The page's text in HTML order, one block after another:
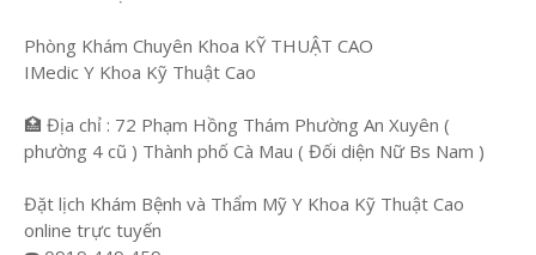
Phòng Khám Chuyên Khoa KỸ THUẬT CAO
IMedic Y Khoa Kỹ Thuật Cao
🏥 Địa chỉ : 72 Phạm Hồng Thám Phường An Xuyên (
phường 4 cũ ) Thành phố Cà Mau ( Đối diện Nữ Bs Nam )
Đặt lịch Khám Bệnh và Thẩm Mỹ Y Khoa Kỹ Thuật Cao
online trực tuyến